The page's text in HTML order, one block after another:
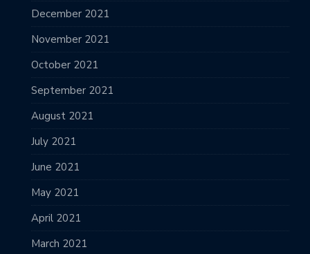
December 2021
November 2021
October 2021
September 2021
August 2021
July 2021
June 2021
May 2021
April 2021
March 2021